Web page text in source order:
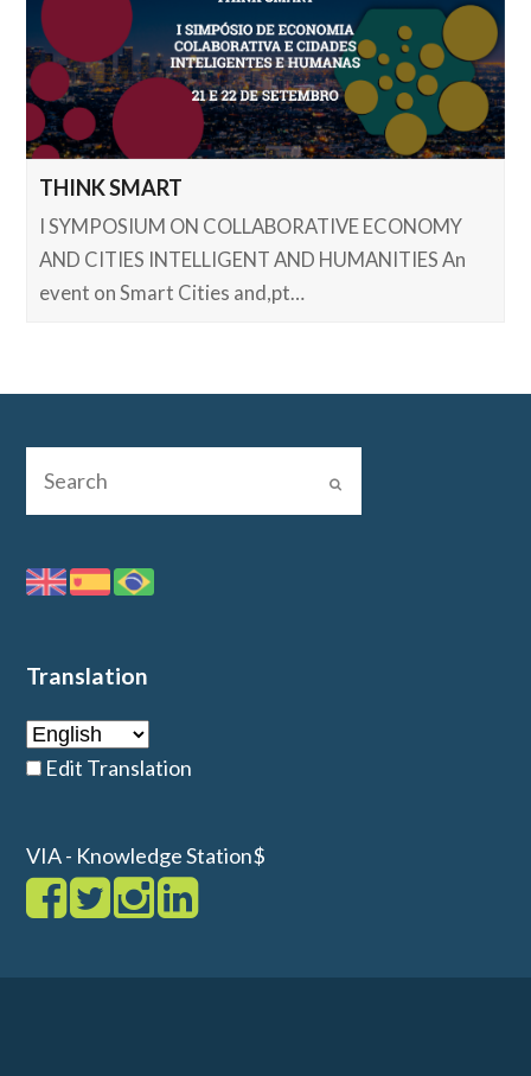
THINK SMART
I SYMPOSIUM ON COLLABORATIVE ECONOMY
AND CITIES INTELLIGENT AND HUMANITIES An
event on Smart Cities and,pt…
Translation
Edit Translation
VIA - Knowledge Station$